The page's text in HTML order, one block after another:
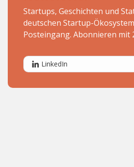
Startups, Geschichten und
deutschen Startup-
Posteingang. Abonnieren mit
LinkedIn